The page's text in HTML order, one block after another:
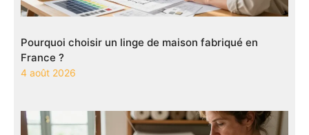
Pourquoi choisir un linge de maison fabriqué en
France ?
4 août 2026